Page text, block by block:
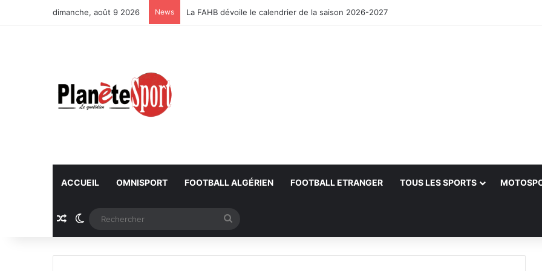
dimanche, août 9 2026 News La FAHB dévoile le calendrier de la saison 2026-2027
ACCUEIL OMNISPORT FOOTBALL ALGÉRIEN FOOTBALL ETRANGER TOUS LES SPORTS
Article Aléatoire
Switch skin